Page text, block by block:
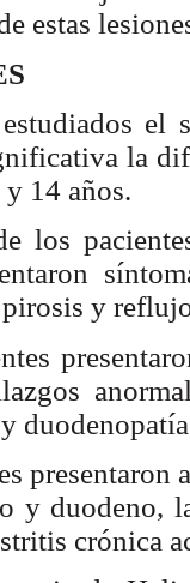
estas
el
la
14 años.
los
y
presentaron
y duodeno,
crónica